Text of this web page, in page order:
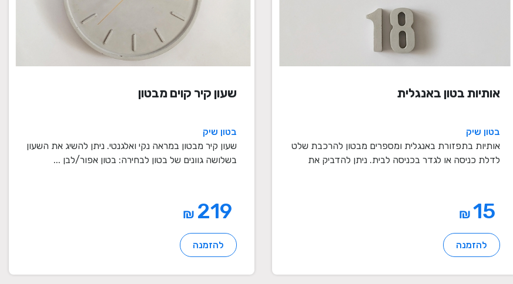
אותיות בטון באנגלית
בטון שיק
אותיות בתפזורת באנגלית ומספרים מבטון להרכבת שלט
לדלת כניסה או לגדר בכניסה לבית. ניתן להדביק את
₪
להזמנה
שעון קיר קוים מבטון
בטון שיק
שעון קיר מבטון במראה נקי ואלגנטי. ניתן להשיג את השעון
בשלושה גוונים של בטון לבחירה: בטון אפור/לבן ...
₪
להזמנה